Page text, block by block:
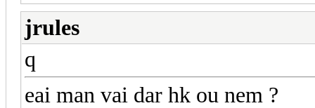
jrules
q
eai man vai dar hk ou nem ?